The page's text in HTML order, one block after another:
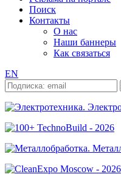
Поиск
Контакты
О нас
Наши баннеры
Как связаться
EN